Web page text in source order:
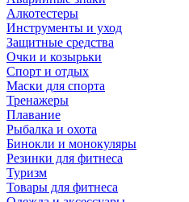
Алкотестеры
Инструменты и уход
Защитные средства
Очки и козырьки
Спорт и отдых
Маски для спорта
Тренажеры
Плавание
Рыбалка и охота
Бинокли и монокуляры
Резинки для фитнеса
Туризм
Товары для фитнеса